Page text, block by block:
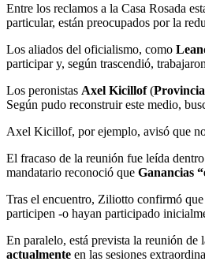
Entre los reclamos a la Casa Rosada
particular, están preocupados por la
Los aliados del oficialismo, como
participar y, según trascendió,
Los peronistas Axel Kicillof(
Según pudo reconstruir este medio,
Axel Kicillof, por ejemplo, avisó que no
El fracaso de la reunión fue leída
mandatario reconoció que Ganancias
Tras el encuentro, Ziliotto confirmó
participen -o hayan participado
En paralelo, está prevista la reunión de
actualmente en las sesiones